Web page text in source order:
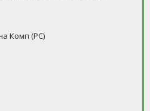
Комп (PC)